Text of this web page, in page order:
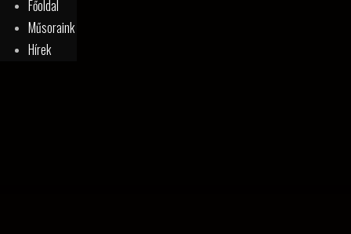
Főoldal
Műsoraink
Hírek